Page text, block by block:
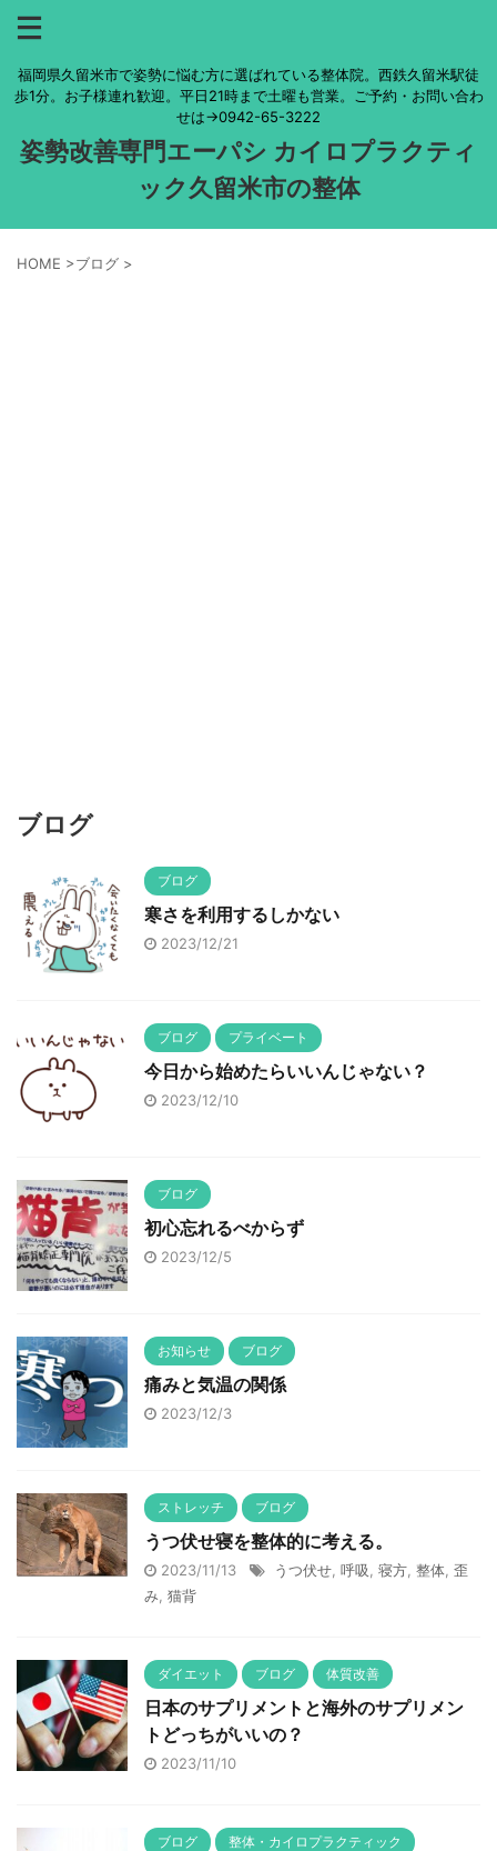
福岡県久留米市で姿勢に悩む方に選ばれている整体院。西鉄久留米駅徒
歩1分。お子様連れ歓迎。平日21時まで土曜も営業。ご予約・お問い合わ
せは→0942-65-3222
姿勢改善専門エーパシ カイロプラクティ
ック久留米市の整体
HOME >ブログ >
ブログ
ブログ
寒さを利用するしかない
2023/12/21
ブログ プライベート
今日から始めたらいいんじゃない？
2023/12/10
ブログ
初心忘れるべからず
2023/12/5
お知らせ ブログ
痛みと気温の関係
2023/12/3
ストレッチ ブログ
うつ伏せ寝を整体的に考える。
2023/11/13 うつ伏せ 呼吸 寝方 整体 歪
み 猫背
ダイエット ブログ 体質改善
日本のサプリメントと海外のサプリメン
トどっちがいいの？
2023/11/10
ブログ 整体・カイロプラクティック